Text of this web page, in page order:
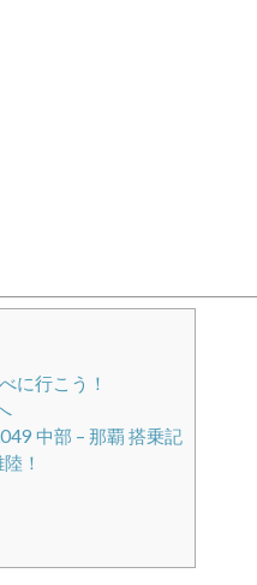
に行こう！
中部 – 那覇 搭乗記
！